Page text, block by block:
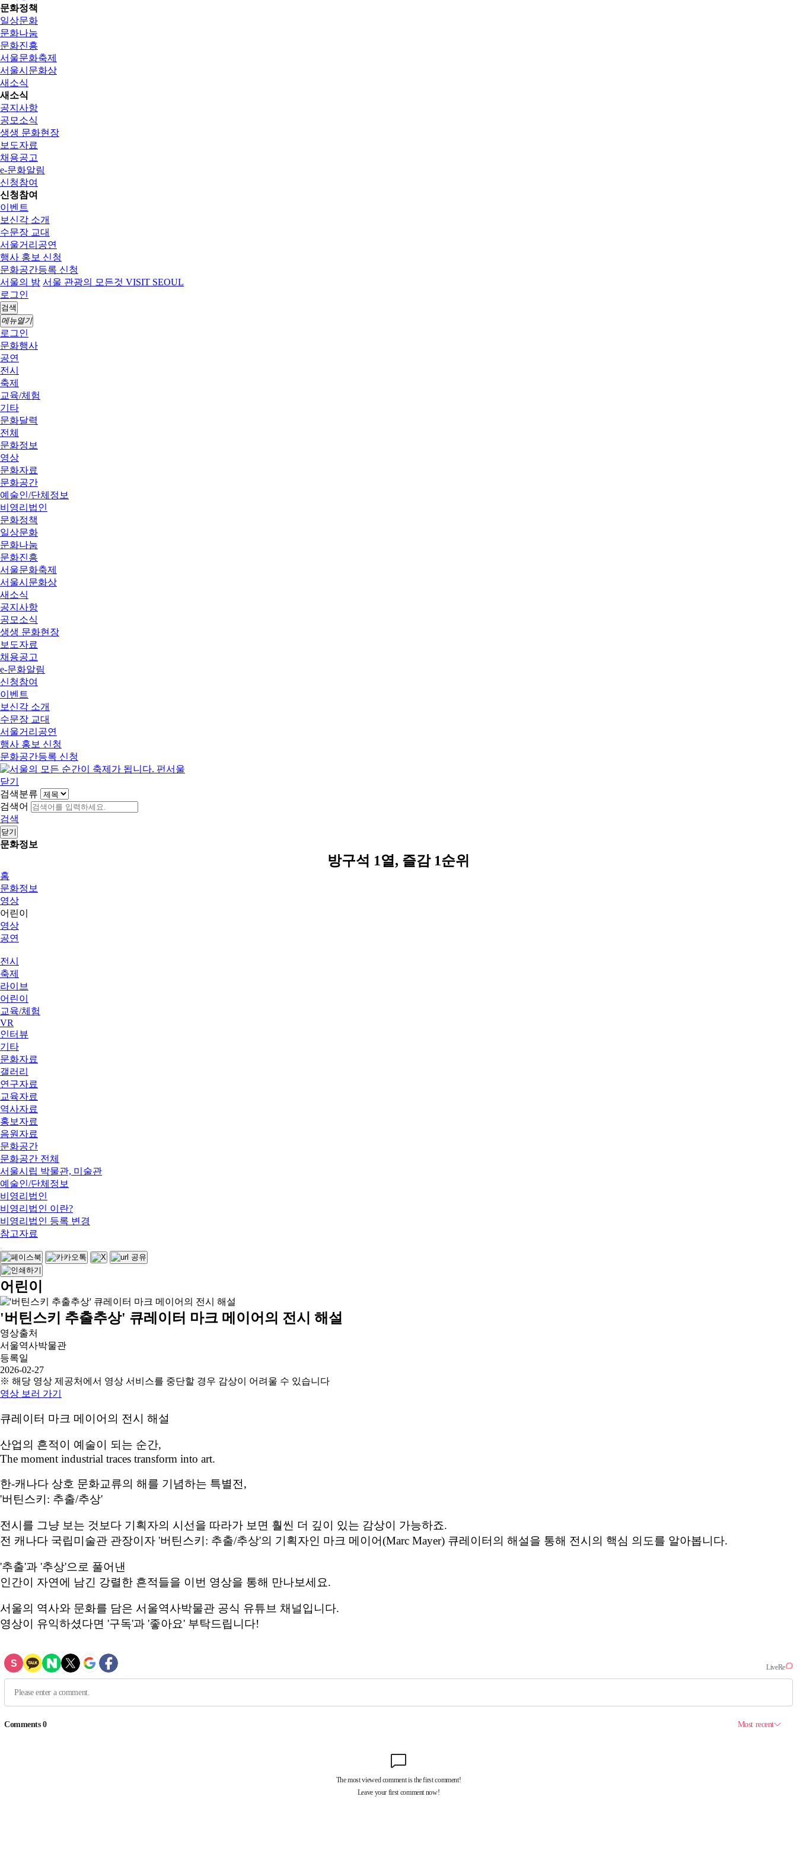
문화정책
일상문화
문화나눔
문화진흥
서울문화축제
서울시문화상
새소식
새소식
공지사항
공모소식
생생 문화현장
보도자료
채용공고
e-문화알림
신청참여
신청참여
이벤트
보신각 소개
수문장 교대
서울거리공연
행사 홍보 신청
문화공간등록 신청
서울의 밤 서울 관광의 모든것 VISIT SEOUL
로그인
검색
메뉴열기
로그인
문화행사
공연
전시
축제
교육/체험
기타
문화달력
전체
문화정보
영상
문화자료
문화공간
예술인/단체정보
비영리법인
문화정책
일상문화
문화나눔
문화진흥
서울문화축제
서울시문화상
새소식
공지사항
공모소식
생생 문화현장
보도자료
채용공고
e-문화알림
신청참여
이벤트
보신각 소개
수문장 교대
서울거리공연
행사 홍보 신청
문화공간등록 신청
닫기
검색분류
검색어
검색
닫기
문화정보
방구석 1열, 즐감 1순위
홈
문화정보
영상
어린이
영상
공연
전시
축제
라이브
어린이
교육/체험
VR
인터뷰
기타
문화자료
갤러리
연구자료
교육자료
역사자료
홍보자료
음원자료
문화공간
문화공간 전체
서울시립 박물관, 미술관
예술인/단체정보
비영리법인
비영리법인 이란?
비영리법인 등록 변경
참고자료
어린이
'버틴스키 추출추상' 큐레이터 마크 메이어의 전시 해설
영상출처
서울역사박물관
등록일
2026-02-27
※ 해당 영상 제공처에서 영상 서비스를 중단할 경우 감상이 어려울 수 있습니다
영상 보러 가기
큐레이터 마크 메이어의 전시 해설
산업의 흔적이 예술이 되는 순간,
The moment industrial traces transform into art.
한-캐나다 상호 문화교류의 해를 기념하는 특별전,
'버틴스키: 추출/추상'
전시를 그냥 보는 것보다 기획자의 시선을 따라가 보면 훨씬 더 깊이 있는 감상이 가능하죠.
전 캐나다 국립미술관 관장이자 '버틴스키: 추출/추상'의 기획자인 마크 메이어(Marc Mayer) 큐레이터의 해설을 통해 전시의 핵심 의도를 알아봅니다.
'추출'과 '추상'으로 풀어낸
인간이 자연에 남긴 강렬한 흔적들을 이번 영상을 통해 만나보세요.
서울의 역사와 문화를 담은 서울역사박물관 공식 유튜브 채널입니다.
영상이 유익하셨다면 '구독'과 '좋아요' 부탁드립니다!